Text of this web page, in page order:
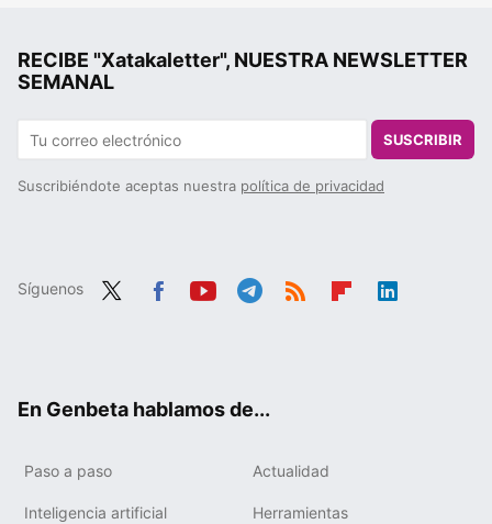
RECIBE "Xatakaletter", NUESTRA NEWSLETTER
SEMANAL
SUSCRIBIR
Suscribiéndote aceptas nuestra política de privacidad
Síguenos
En Genbeta hablamos de...
Paso a paso Actualidad
Inteligencia artificial Herramientas